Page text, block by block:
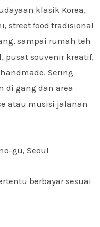
klasik Korea,
street food tradisional
sampai rumah teh
pusat souvenir kreatif,
Sering
di gang dan area
atau musisi jalanan
gu, Seoul
berbayar sesuai